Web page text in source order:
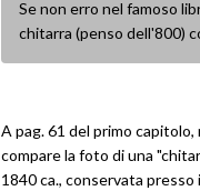
Se non erro nel famoso
chitarra (penso dell'800)
A pag. 61 del primo
compare la foto di una
1840 ca., conservata